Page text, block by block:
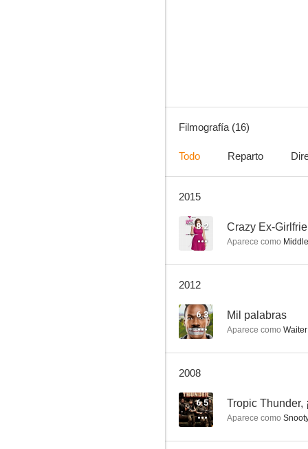
7.8
Filmografía (16)
Todo Reparto
2015
8.2 Crazy Ex-
Aparece como
2012
6.3 Mil palabras
Aparece como Waiter
2008
6.5
Aparece como